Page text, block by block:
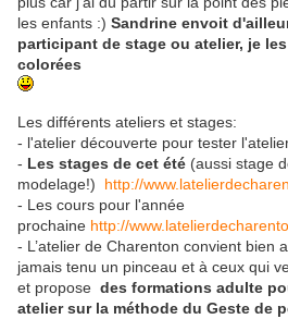
les enfants :) Sandrine envoit
participant de stage ou atelier, je
colorées
Les différents ateliers et stages:
- l'atelier découverte pour tester
- Les stages de cet été (aussi stage
modelage!) http://
- Les cours pour l'année
prochaine http://
- L’atelier de Charenton convient bien
jamais tenu un pinceau et à ceux qui
et propose des formations adulte
atelier sur la méthode du Geste de